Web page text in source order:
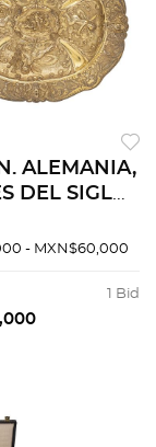
ALEMANIA,
DEL SIGLO
Decorado
de
- MXN$60,000
1 Bid